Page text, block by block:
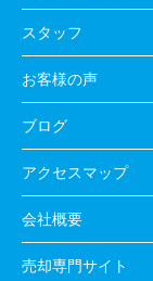
スタッフ
お客様の声
ブログ
アクセスマップ
会社概要
売却専門サイト